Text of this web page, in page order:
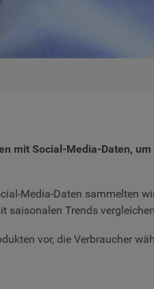
mit Social-Media-Daten,
Media-Daten sammelten
saisonalen Trends
vor, die Verbraucher